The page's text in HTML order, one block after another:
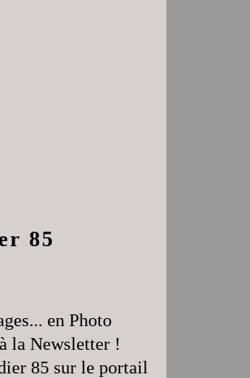
85
en Photo
la Newsletter !
85 sur le portail